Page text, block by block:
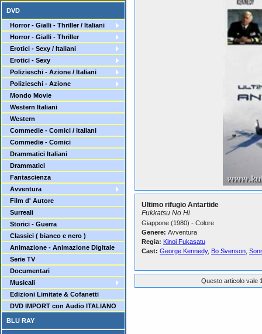
DVD
Horror - Gialli - Thriller / Italiani
Horror - Gialli - Thriller
Erotici - Sexy / Italiani
Erotici - Sexy
Polizieschi - Azione / Italiani
Polizieschi - Azione
Mondo Movie
Western Italiani
Western
Commedie - Comici / Italiani
Commedie - Comici
Drammatici Italiani
Drammatici
Fantascienza
Avventura
Film d' Autore
Surreali
Storici - Guerra
Classici ( bianco e nero )
Animazione - Animazione Digitale
Serie TV
Documentari
Musicali
Edizioni Limitate & Cofanetti
DVD IMPORT con Audio ITALIANO
BLU RAY
Ultimo rifugio Antartide
Fukkatsu No Hi
Giappone (1980) - Colore
Genere: Avventura
Regia: Kinoi Fukasatu
Cast: George Kennedy, Bo Svenson
Questo articolo vale